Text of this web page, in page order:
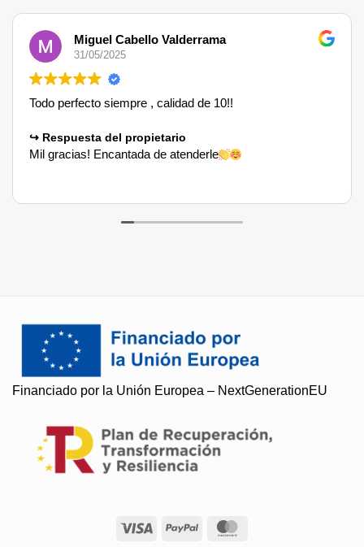
Miguel Cabello Valderrama
31/05/2025
Todo perfecto siempre , calidad de 10!!
Respuesta del propietario
Mil gracias! Encantada de atenderle
Financiado por la Unión Europea – NextGenerationEU
Resuelvo todas tus preguntas